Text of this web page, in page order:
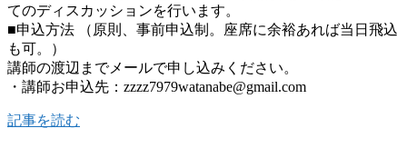
てのディスカッションを行います。
■申込方法 （原則、事前申込制。座席に余裕あれば当日飛込
も可。）
講師の渡辺までメールで申し込みください。
・講師お申込先：zzzz7979watanabe@gmail.com
記事を読む